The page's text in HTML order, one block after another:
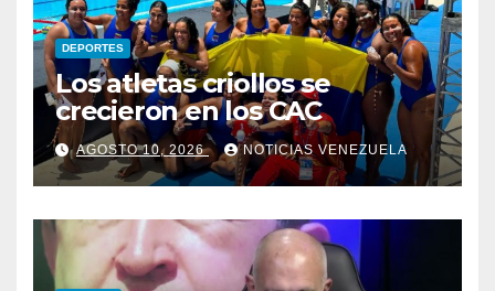
DEPORTES
Los atletas criollos se
crecieron en los CAC
AGOSTO 10, 2026 NOTICIAS VENEZUELA